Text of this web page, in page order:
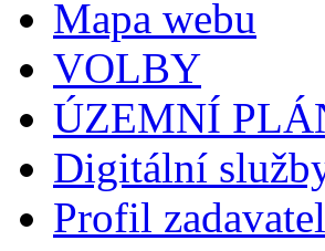
Mapa webu
VOLBY
ÚZEMNÍ
Digitální
Profil